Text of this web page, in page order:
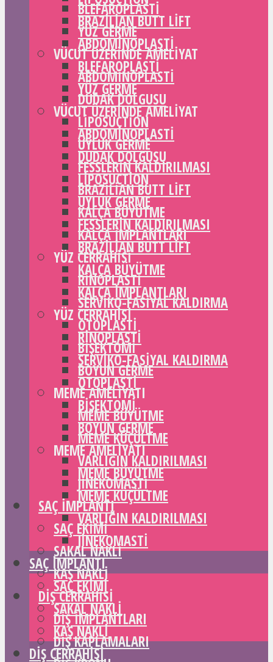
BLEFAROPLASTI
YÜZ GERME
VÜCUT ÜZERINDE AMELIYAT
ABDOMINOPLASTI
DUDAK DOLGUSU
LIPOSUCTION
UYLUK GERME
FESSLERIN KALDIRILMASI
BRAZILIAN BUTT LIFT
KALÇA BÜYÜTME
KALÇA IMPLANTLARI
YÜZ CERRAHISI
RINOPLASTI
SERVIKO-FASIYAL KALDIRMA
OTOPLASTI
BIŞEKTOMI
BOYUN GERME
MEME AMELIYATI
MEME BÜYÜTME
MEME KÜÇÜLTME
VARLIĞIN KALDIRILMASI
JINEKOMASTI
SAÇ IMPLANTI
SAÇ EKIMI
SAKAL NAKLI
KAŞ NAKLI
DIŞ CERRAHISI
DIŞ IMPLANTLARI
DIŞ KAPLAMALARI
BRAZILIAN BUTT LIFT
ABDOMINOPLASTI
BLEFAROPLASTI
YÜZ GERME
VÜCUT ÜZERINDE AMELIYAT
ABDOMINOPLASTI
DUDAK DOLGUSU
LIPOSUCTION
UYLUK GERME
FESSLERIN KALDIRILMASI
BRAZILIAN BUTT LIFT
KALÇA BÜYÜTME
KALÇA IMPLANTLARI
YÜZ CERRAHISI
RINOPLASTI
SERVIKO-FASIYAL KALDIRMA
OTOPLASTI
BIŞEKTOMI
BOYUN GERME
MEME AMELIYATI
MEME BÜYÜTME
MEME KÜÇÜLTME
VARLIĞIN KALDIRILMASI
JINEKOMASTI
SAÇ IMPLANTI
SAÇ EKIMI
SAKAL NAKLI
KAŞ NAKLI
DIŞ CERRAHISI